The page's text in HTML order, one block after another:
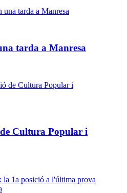
tarda a Manresa
Cultura Popular i